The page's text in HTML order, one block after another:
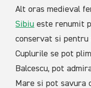
Alt oras medieval
Sibiu este renumit
conservat si pentru
Cuplurile se pot
Balcescu, pot
Mare si pot savura